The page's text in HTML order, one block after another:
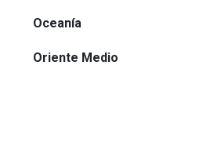
Oceanía
Oriente Medio